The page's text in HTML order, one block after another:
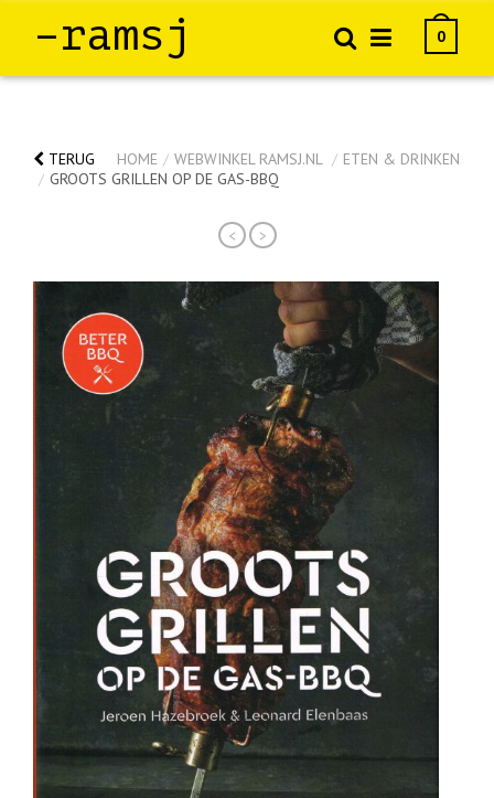
–ramsj 0
TERUG HOME / WEBWINKEL RAMSJ.NL / ETEN & DRINKEN
/ GROOTS GRILLEN OP DE GAS-BBQ
< >